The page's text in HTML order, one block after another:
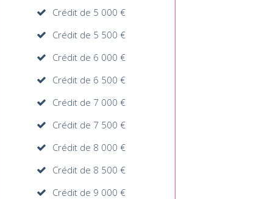
Crédit de 5 000 €
Crédit de 5 500 €
Crédit de 6 000 €
Crédit de 6 500 €
Crédit de 7 000 €
Crédit de 7 500 €
Crédit de 8 000 €
Crédit de 8 500 €
Crédit de 9 000 €